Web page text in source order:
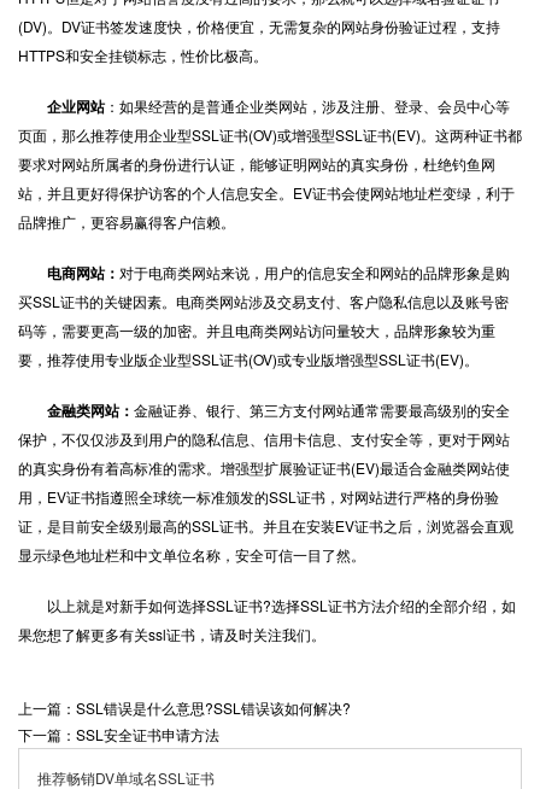
(DV)。DV证书签发速度快，价格便宜，无需复杂的网站身份验证过程，支持
HTTPS和安全挂锁标志，性价比极高。
企业网站：如果经营的是普通企业类网站，涉及注册、登录、会员中心等
页面，那么推荐使用企业型SSL证书(OV)或增强型SSL证书(EV)。这两种证书都
要求对网站所属者的身份进行认证，能够证明网站的真实身份，杜绝钓鱼网
站，并且更好得保护访客的个人信息安全。EV证书会使网站地址栏变绿，利于
品牌推广，更容易赢得客户信赖。
电商网站： 对于电商类网站来说，用户的信息安全和网站的品牌形象是购
买SSL证书的关键因素。电商类网站涉及交易支付、客户隐私信息以及账号密
码等，需要更高一级的加密。并且电商类网站访问量较大，品牌形象较为重
要，推荐使用专业版企业型SSL证书(OV)或专业版增强型SSL证书(EV)。
金融类网站： 金融证券、银行、第三方支付网站通常需要最高级别的安全
保护，不仅仅涉及到用户的隐私信息、信用卡信息、支付安全等，更对于网站
的真实身份有着高标准的需求。增强型扩展验证证书(EV)最适合金融类网站使
用，EV证书指遵照全球统一标准颁发的SSL证书，对网站进行严格的身份验
证，是目前安全级别最高的SSL证书。并且在安装EV证书之后，浏览器会直观
显示绿色地址栏和中文单位名称，安全可信一目了然。
以上就是对新手如何选择SSL证书?选择SSL证书方法介绍的全部介绍，如
果您想了解更多有关ssl证书，请及时关注我们。
上一篇：SSL错误是什么意思?SSL错误该如何解决?
下一篇：SSL安全证书申请方法
推荐畅销DV单域名SSL证书